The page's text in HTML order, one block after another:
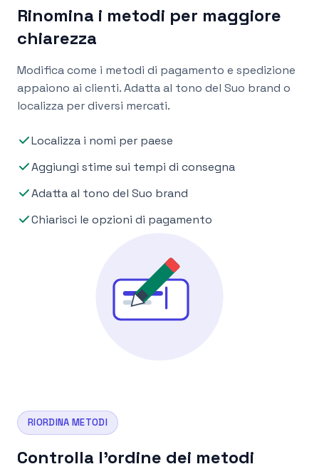
Rinomina i metodi per maggiore
chiarezza
Modifica come i metodi di pagamento e spedizione
appaiono ai clienti. Adatta al tono del Suo brand o
localizza per diversi mercati.
Localizza i nomi per paese
Aggiungi stime sui tempi di consegna
Adatta al tono del Suo brand
Chiarisci le opzioni di pagamento
RIORDINA METODI
Controlla l'ordine dei metodi